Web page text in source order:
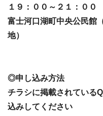
１９：００～２１：００
富士河口湖町中央公民館
地）
◎申し込み方法
チラシに掲載されている
込みしてください